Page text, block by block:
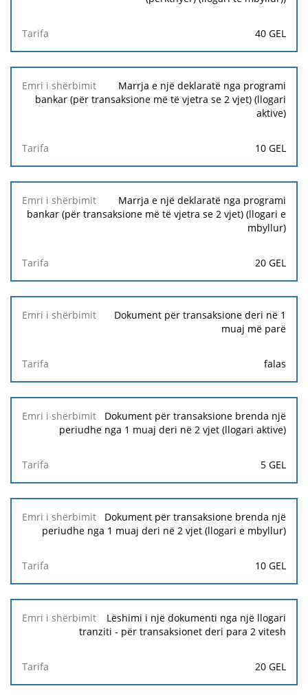
40 GEL
Marrja e një deklaratë nga programi
bankar (për transaksione më të vjetra se 2 vjet) (llogari
aktive)
10 GEL
Marrja e një deklaratë nga programi
bankar (për transaksione më të vjetra se 2 vjet) (llogari e
mbyllur)
20 GEL
Dokument për transaksione deri në 1
muaj më parë
falas
Dokument për transaksione brenda një
periudhe nga 1 muaj deri në 2 vjet (llogari aktive)
5 GEL
Dokument për transaksione brenda një
periudhe nga 1 muaj deri në 2 vjet (llogari e mbyllur)
10 GEL
Lëshimi i një dokumenti nga një llogari
tranziti - për transaksionet deri para 2 vitesh
20 GEL